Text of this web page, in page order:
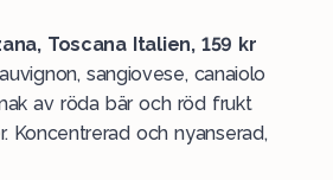
Toscana Italien, 159 kr
sangiovese, canaiolo
av röda bär och röd frukt
Koncentrerad och nyanserad,